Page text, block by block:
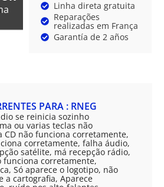
Linha direta gratuita
Reparações
realizadas em França
Garantía de 2 años
PARA : RNEG
se reinicia sozinho
ou varias teclas não
não funciona corretamente,
corretamente, falha áudio,
satélite, má recepção rádio,
funciona corretamente,
Só aparece o logotipo, não
a cartografia, Aparece